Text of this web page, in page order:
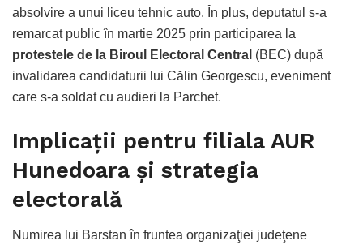
absolvire a unui liceu tehnic auto. În plus, deputatul s-a
remarcat public în martie 2025 prin participarea la
protestele de la Biroul Electoral Central (BEC) după
invalidarea candidaturii lui Călin Georgescu, eveniment
care s-a soldat cu audieri la Parchet.
Implicaţii pentru filiala AUR
Hunedoara şi strategia
electorală
Numirea lui Barstan în fruntea organizaţiei judeţene